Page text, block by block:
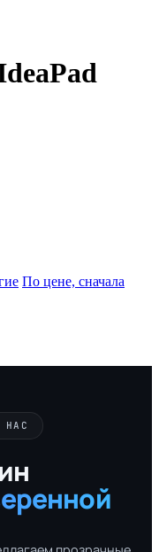
По цене, сначала
НАС